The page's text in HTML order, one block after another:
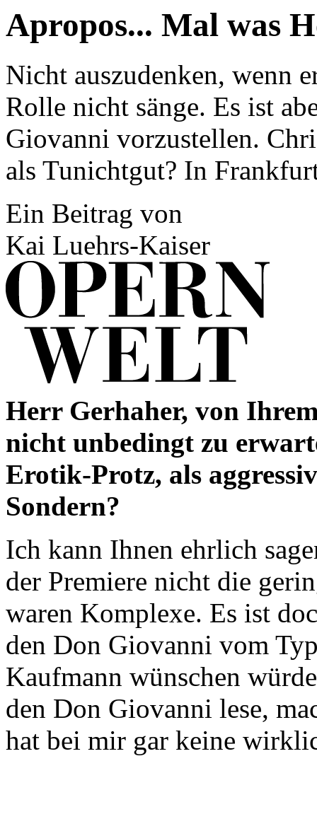
Apropos... Mal was
Nicht auszudenken, wenn
Rolle nicht sänge. Es ist
Giovanni vorzustellen.
als Tunichtgut? In
Ein Beitrag von
Kai Luehrs-Kaiser
Herr Gerhaher, von
nicht unbedingt zu
Erotik-Protz, als
Sondern?
Ich kann Ihnen ehrlich
der Premiere nicht die
waren Komplexe. Es ist
den Don Giovanni vom
Kaufmann wünschen
den Don Giovanni lese,
hat bei mir gar keine